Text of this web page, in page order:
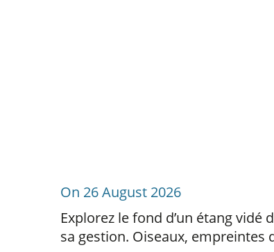
On 26 August 2026
Explorez le fond d’un étang
sa gestion. Oiseaux, empreintes